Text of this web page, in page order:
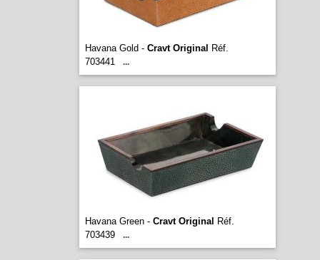
Havana Gold - Cravt Original Réf.
703441
...
Havana Green - Cravt Original Réf.
703439
...